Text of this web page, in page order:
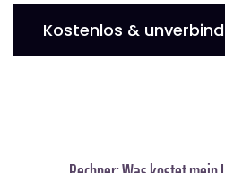
Kostenlos &